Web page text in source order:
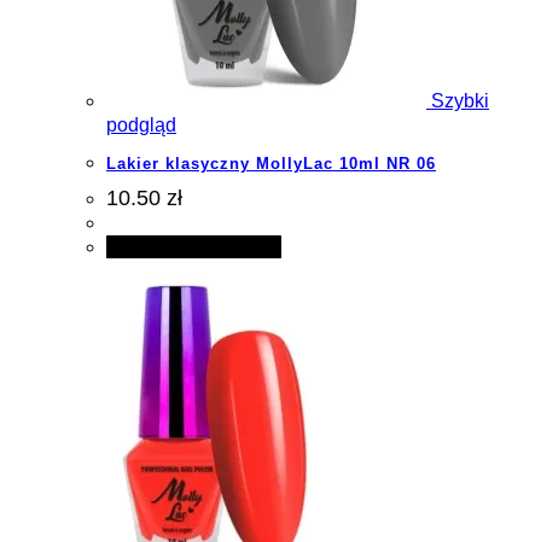
Szybki
podgląd
Lakier klasyczny MollyLac 10ml NR 06
10.50 zł